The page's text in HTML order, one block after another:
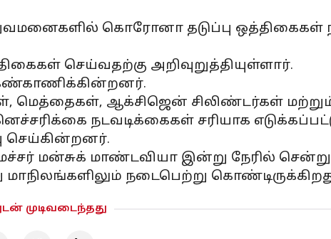
கொரோனா தடுப்பு ஒத்திகைகள்
செய்வதற்கு அறிவுறுத்தியுள்ளார்.
மெத்தைகள், ஆக்சிஜென் சிலிண்டர்கள்
நடவடிக்கைகள் சரியாக
செய்கின்றனர்.
மன்சுக் மாண்டவியா இன்று நேரில்
நடைபெற்று
முடிவடைந்தது